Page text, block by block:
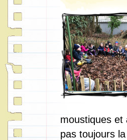
moustiques et
pas toujours